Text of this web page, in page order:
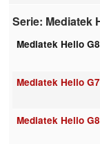
Serie: Mediatek
Mediatek Helio
Mediatek Helio
Mediatek Helio